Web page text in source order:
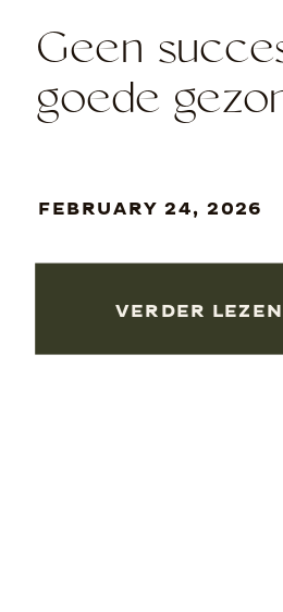
FEBRUARY 24, 2026
Geen
goede
VERDER LEZEN